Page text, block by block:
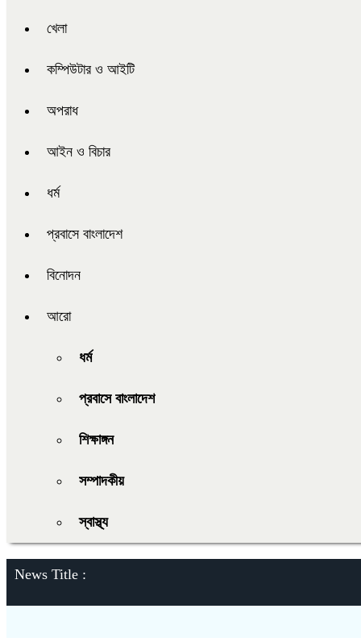
খেলা
কম্পিউটার ও আইটি
অপরাধ
আইন ও বিচার
ধর্ম
প্রবাসে বাংলাদেশ
বিনোদন
আরো
ধর্ম
প্রবাসে বাংলাদেশ
শিক্ষাঙ্গন
সম্পাদকীয়
স্বাস্থ্য
News Title :